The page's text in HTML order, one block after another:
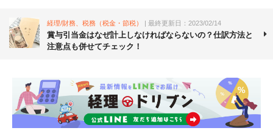
経理/財務、税務（税金・節税） | 最終更新日：2023/02/14
賞与引当金はなぜ計上しなければならないの？仕訳方法と
注意点も併せてチェック！